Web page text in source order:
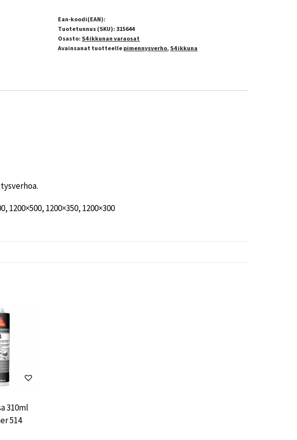
Ean-koodi(EAN):
Tuotetunnus (SKU):315644
Osasto: S4 ikkunan varaosat
Avainsanat tuotteelle pimennysverho, S4 ikkuna
1200×500, 1200×350, 1200×300
310ml
514